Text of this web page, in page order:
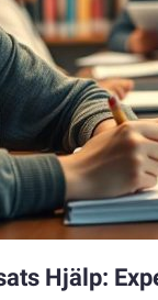
Hjälp: